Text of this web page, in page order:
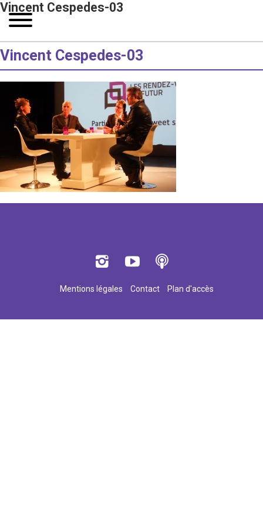
Vincent Cespedes-03
Vincent Cespedes-03
Mentions légales Contact Plan d'accès